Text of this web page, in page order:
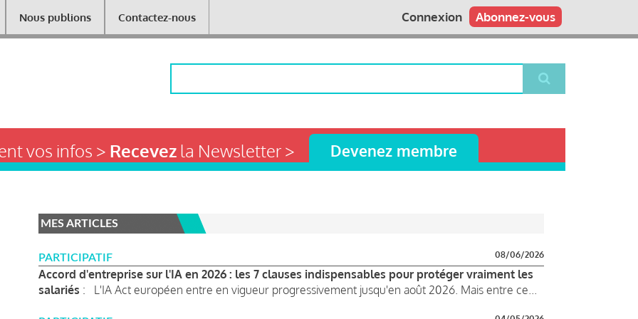
Nous publions Contactez-nous Abonnez-vous
Connexion
vos infos > Recevezla Newsletter > Devenez membre
MES ARTICLES
PARTICIPATIF 08/06/2026
Accord d'entreprise sur l'IA en 2026 : les 7 clauses indispensables pour protéger vraiment les
salariés : L'IA Act européen entre en vigueur progressivement jusqu'en août 2026. Mais entre ce...